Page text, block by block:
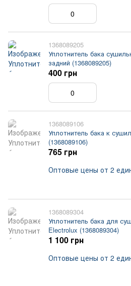
1368089205
Уплотнитель бака
задний (1368089205)
400 грн
1368089106
Уплотнитель бака к
(1368089106)
765 грн
Оптовые цены от 2
1368089304
Уплотнитель бака для
Electrolux (1368089304)
1 100 грн
Оптовые цены от 2